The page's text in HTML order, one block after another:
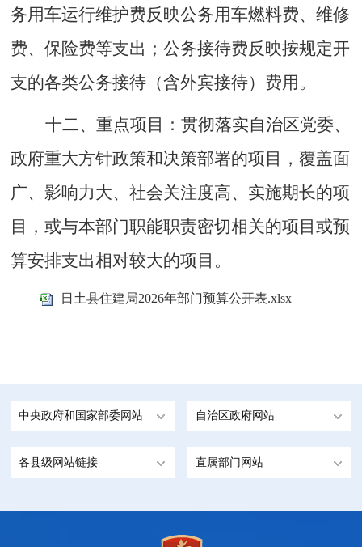
务用车运行维护费反映公务用车燃料费、维修
费、保险费等支出；公务接待费反映按规定开
支的各类公务接待（含外宾接待）费用。
十二、重点项目：贯彻落实自治区党委、
政府重大方针政策和决策部署的项目，覆盖面
广、影响力大、社会关注度高、实施期长的项
目，或与本部门职能职责密切相关的项目或预
算安排支出相对较大的项目。
日土县住建局2026年部门预算公开表.xlsx
中央政府和国家部委网站 自治区政府网站
各县级网站链接 直属部门网站